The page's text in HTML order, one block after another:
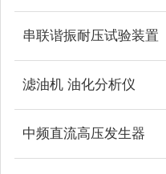
串联谐振耐压试验装置
滤油机 油化分析仪
中频直流高压发生器